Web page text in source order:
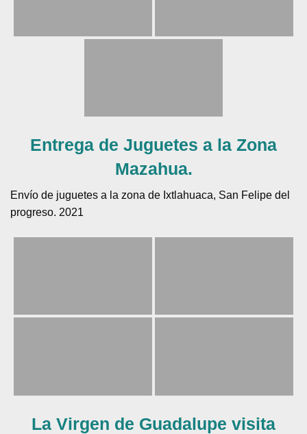
Entrega de Juguetes a la Zona
Mazahua.
Envío de juguetes a la zona de Ixtlahuaca, San Felipe del
progreso. 2021
La Virgen de Guadalupe visita